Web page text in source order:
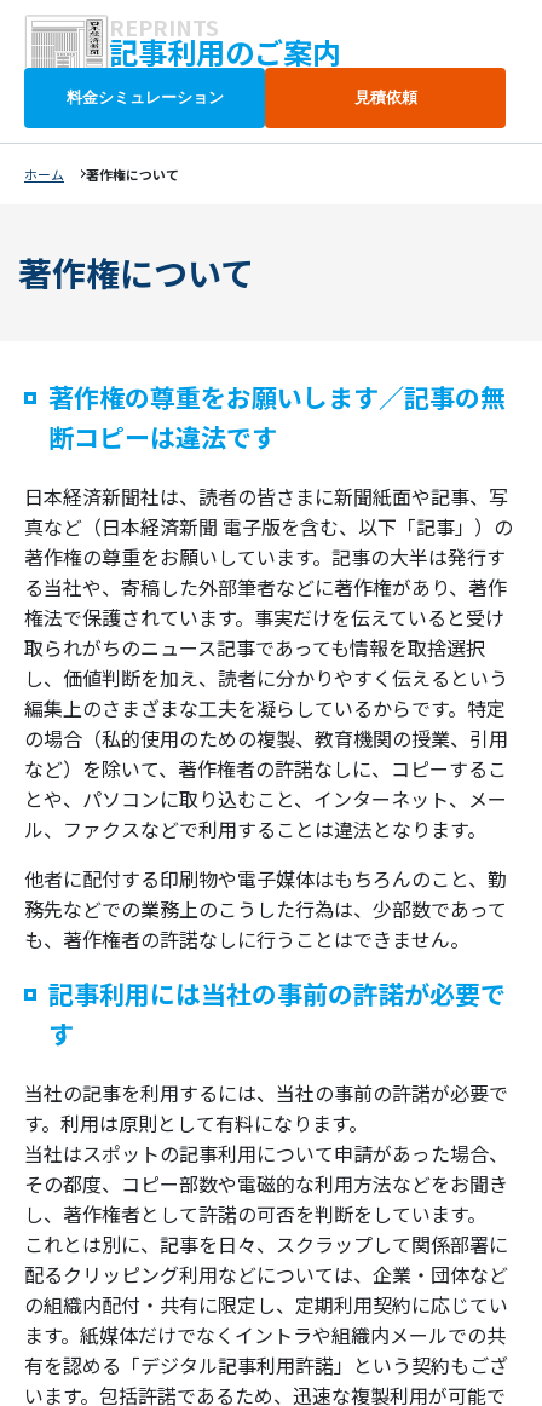
REPRINTS
記事利用のご案内
料金シミュレーション 見積依頼
ホーム 著作権について
著作権について
著作権の尊重をお願いします／記事の無
断コピーは違法です
日本経済新聞社は、読者の皆さまに新聞紙面や記事、写
真など（日本経済新聞 電子版を含む、以下「記事」）の
著作権の尊重をお願いしています。記事の大半は発行す
る当社や、寄稿した外部筆者などに著作権があり、著作
権法で保護されています。事実だけを伝えていると受け
取られがちのニュース記事であっても情報を取捨選択
し、価値判断を加え、読者に分かりやすく伝えるという
編集上のさまざまな工夫を凝らしているからです。特定
の場合（私的使用のための複製、教育機関の授業、引用
など）を除いて、著作権者の許諾なしに、コピーするこ
とや、パソコンに取り込むこと、インターネット、メー
ル、ファクスなどで利用することは違法となります。
他者に配付する印刷物や電子媒体はもちろんのこと、勤
務先などでの業務上のこうした行為は、少部数であって
も、著作権者の許諾なしに行うことはできません。
記事利用には当社の事前の許諾が必要で
す
当社の記事を利用するには、当社の事前の許諾が必要で
す。利用は原則として有料になります。
当社はスポットの記事利用について申請があった場合、
その都度、コピー部数や電磁的な利用方法などをお聞き
し、著作権者として許諾の可否を判断をしています。
これとは別に、記事を日々、スクラップして関係部署に
配るクリッピング利用などについては、企業・団体など
の組織内配付・共有に限定し、定期利用契約に応じてい
ます。紙媒体だけでなくイントラや組織内メールでの共
有を認める「デジタル記事利用許諾」という契約もござ
います。包括許諾であるため、迅速な複製利用が可能で